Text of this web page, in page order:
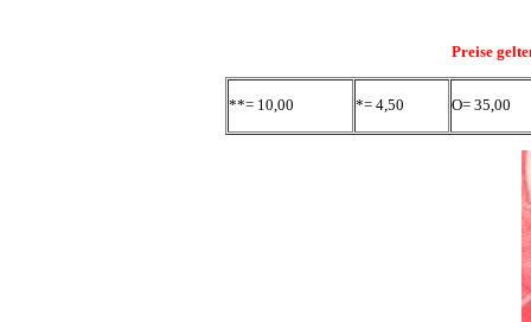
Preise
**= 10,00 *= 4,50 O= 35,00